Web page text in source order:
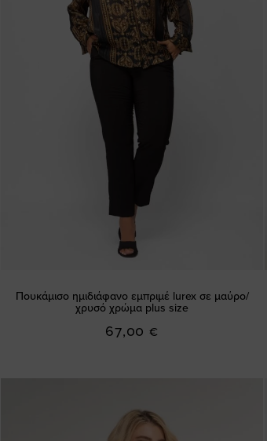
Πουκάμισο ημιδιάφανο εμπριμέ lurex σε μαύρο/
χρυσό χρώμα plus size
67,00 €